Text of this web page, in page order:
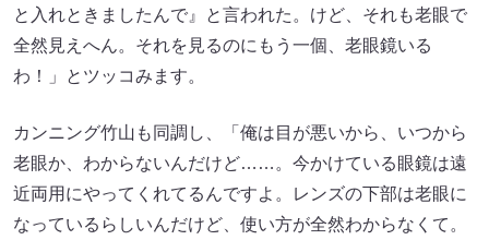
と入れときましたんで』と言われた。けど、それも老眼で
全然見えへん。それを見るのにもう一個、老眼鏡いる
わ！」とツッコみます。
カンニング竹山も同調し、「俺は目が悪いから、いつから
老眼か、わからないんだけど……。今かけている眼鏡は遠
近両用にやってくれてるんですよ。レンズの下部は老眼に
なっているらしいんだけど、使い方が全然わからなくて。